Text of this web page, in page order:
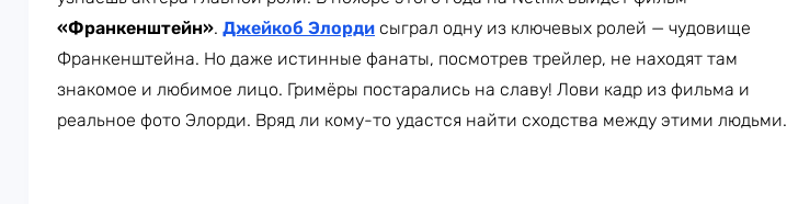
«Франкенштейн». Джейкоб Элорди сыграл одну из ключевых ролей — чудовище
Франкенштейна. Но даже истинные фанаты, посмотрев трейлер, не находят там
знакомое и любимое лицо. Гримёры постарались на славу! Лови кадр из фильма и
реальное фото Элорди. Вряд ли кому-то удастся найти сходства между этими людьми.